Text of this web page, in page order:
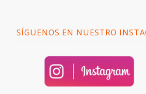
SÍGUENOS EN NUESTRO